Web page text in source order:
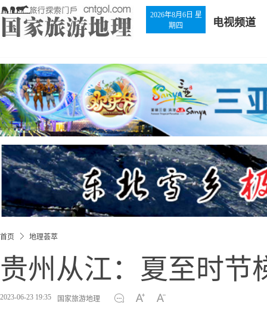
2026年8月6日 星
期四
电视频道
首页 地理荟萃
贵州从江：夏至时节
2023-06-23 19:35 国家旅游地理